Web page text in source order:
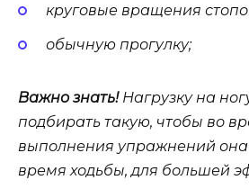
круговые вращения
обычную прогулку;
Важно знать!Нагрузку на
подбирать такую, чтобы во
выполнения упражнений она
время ходьбы, для большей